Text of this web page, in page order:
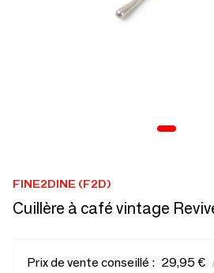
FINE2DINE (F2D)
Cuillère à café vintage
Prix de vente conseillé : 29,95 €